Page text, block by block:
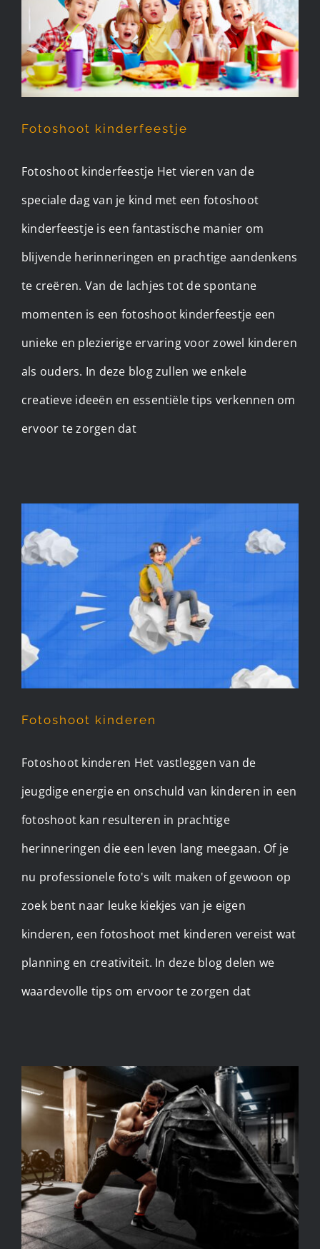
Fotoshoot kinderfeestje
Fotoshoot kinderfeestje
Fotoshoot kinderfeestje Het vieren van de
speciale dag van je kind met een fotoshoot
kinderfeestje is een fantastische manier om
blijvende herinneringen en prachtige aandenkens
te creëren. Van de lachjes tot de spontane
momenten is een fotoshoot kinderfeestje een
unieke en plezierige ervaring voor zowel kinderen
als ouders. In deze blog zullen we enkele
creatieve ideeën en essentiële tips verkennen om
ervoor te zorgen dat
Fotoshoot kinderen
Fotoshoot kinderen
Fotoshoot kinderen Het vastleggen van de
jeugdige energie en onschuld van kinderen in een
fotoshoot kan resulteren in prachtige
herinneringen die een leven lang meegaan. Of je
nu professionele foto's wilt maken of gewoon op
zoek bent naar leuke kiekjes van je eigen
kinderen, een fotoshoot met kinderen vereist wat
planning en creativiteit. In deze blog delen we
waardevolle tips om ervoor te zorgen dat
Fitness fotoshoot